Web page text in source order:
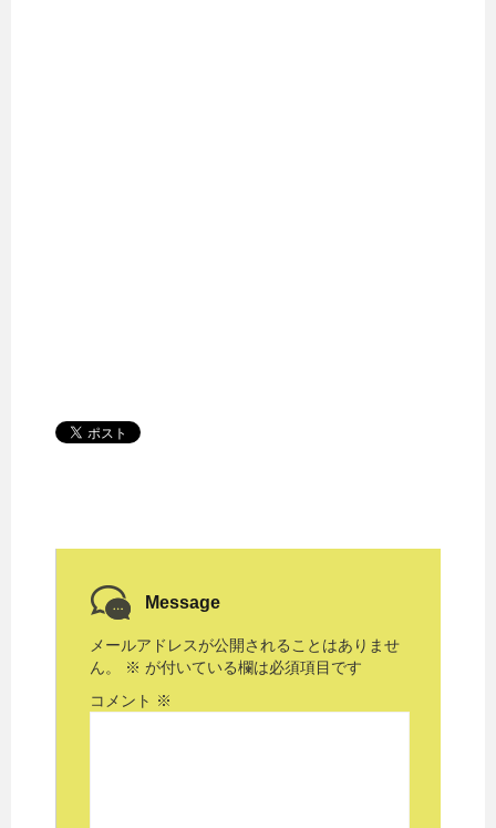
Message
メールアドレスが公開されることはありませ
ん。
※ が付いている欄は必須項目です
コメント ※